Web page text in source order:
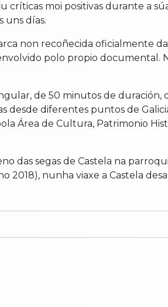
moi positivas durante a
uns días.
non recoñecida oficialmente
polo propio documental.
de 50 minutos de duración,
desde diferentes puntos de
Área de Cultura, Patrimonio
das segas de Castela na
nunha viaxe a Castela